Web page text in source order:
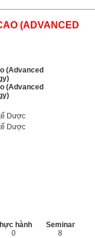
(ADVANCED
(Advanced
(Advanced
Dược
Dược
hành
Seminar
0
8